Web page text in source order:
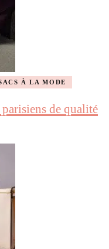
À LA MODE
de qualité